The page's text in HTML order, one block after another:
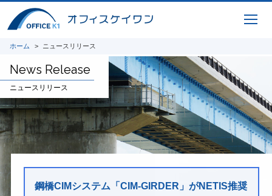
橋梁CIM 支援サービス 3Dモデリング、設
AR / VR、自社プログラムを利用した設計図
面、原寸展開データ作成、 スタッド配置図
作成、曲面展開図作成
研究開発
将来の橋梁建設システムの生産性向上に貢献
すべく、3Dモデルを中心とした研究開発に
いたします。
ホーム ニュースリリース
News Release
ニュースリリース
鋼橋CIMシステム「CIM-GIRDER」がNETIS推奨